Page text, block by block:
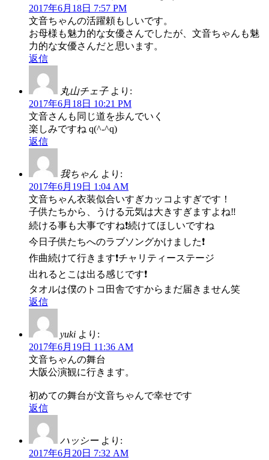
2017年6月18日 7:57 PM
文音ちゃんの活躍頼もしいです。
お母様も魅力的な女優さんでしたが、文音ちゃんも魅
力的な女優さんだと思います。
返信
丸山チェ子 より:
2017年6月18日 10:21 PM
文音さんも同じ道を歩んでいく
楽しみですね q(^-^q)
返信
我ちゃん より:
2017年6月19日 1:04 AM
文音ちゃん衣装似合いすぎカッコよすぎです！
子供たちから、うける元気は大きすぎますよね‼
続ける事も大事ですね❗続けてほしいですね
今日子供たちへのラブソングかけました❗
作曲続けて行きます❗チャリティーステージ
出れるとこは出る感じです❗
タオルは僕のトコ田舎ですからまだ届きません笑
返信
yuki より:
2017年6月19日 11:36 AM
文音ちゃんの舞台
大阪公演観に行きます。
初めての舞台が文音ちゃんで幸せです
返信
ハッシー より:
2017年6月20日 7:32 AM